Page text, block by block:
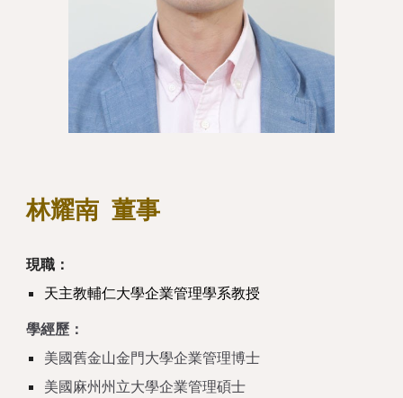
林耀南 董事
現職：
天主教輔仁大學企業管理學系教授
學經歷：
美國舊金山金門大學企業管理博士
美國麻州州立大學企業管理碩士